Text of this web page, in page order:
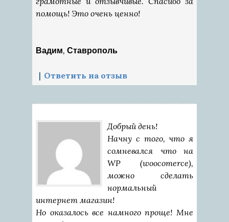
помощь! Это очень ценно!
Вадим,Ставрополь
Ответить на отзыв
Добрый день!
Начну с того, что я
сомневался что на
WP (woocomerce),
можно сделать
нормальный
интернет магазин!
Но оказалось все намного проще! Мне